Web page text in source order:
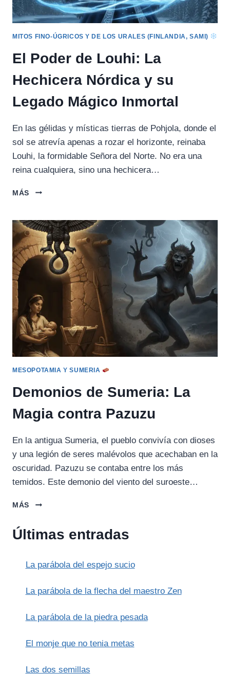
MITOS FINO-ÚGRICOS Y DE LOS URALES (FINLANDIA, SAMI)
El Poder de Louhi: La
Hechicera Nórdica y su
Legado Mágico Inmortal
En las gélidas y místicas tierras de Pohjola, donde el
sol se atrevía apenas a rozar el horizonte, reinaba
Louhi, la formidable Señora del Norte. No era una
reina cualquiera, sino una hechicera…
MÁS
EL
LOUHI:
LA
HECHICERA
NÓRDICA
MÁGICO
INMORTAL
MESOPOTAMIA Y SUMERIA
Demonios de Sumeria: La
Magia contra Pazuzu
En la antigua Sumeria, el pueblo convivía con dioses
y una legión de seres malévolos que acechaban en la
oscuridad. Pazuzu se contaba entre los más
temidos. Este demonio del viento del suroeste…
MÁS
DEMONIOS
LA
PAZUZU
Últimas entradas
La parábola del espejo sucio
La parábola de la flecha del maestro Zen
La parábola de la piedra pesada
El monje que no tenia metas
Las dos semillas